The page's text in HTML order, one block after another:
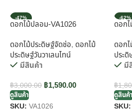
-47%
ดอกไม้ปลอม-VA1026
ดอกไม้ประดิษฐ์จัดช่อ, ดอกไม้
ประดิษฐ์วันวาเลนไทน์
มีสินค้า
฿3,000.00 ฿1,590.00
ดูสินค้า
SKU: VA1026
-62%
ดอก
ดอก
ประดิ
มี
฿
ดูสินค้
SKU: